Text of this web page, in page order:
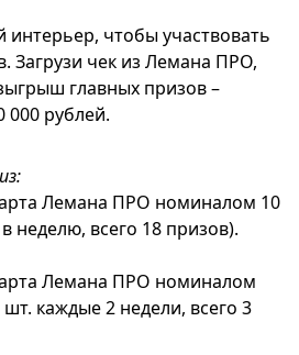
интерьер, чтобы участвовать
Загрузи чек из Лемана ПРО,
главных призов –
000 рублей.
Лемана ПРО номиналом 10
неделю, всего 18 призов).
Лемана ПРО номиналом
шт. каждые 2 недели, всего 3